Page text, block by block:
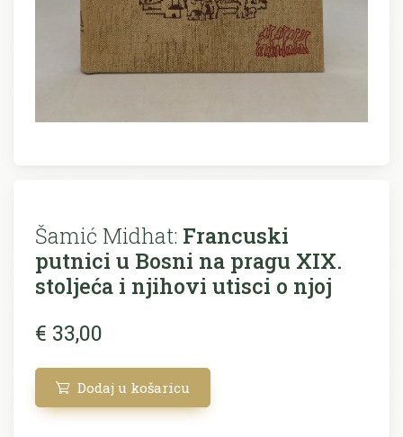
Šamić Midhat: Francuski
putnici u Bosni na pragu XIX.
stoljeća i njihovi utisci o njoj
€ 33,00
Dodaj u košaricu